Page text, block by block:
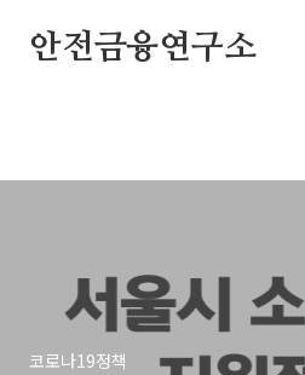
안전금융연구소
코로나19정책